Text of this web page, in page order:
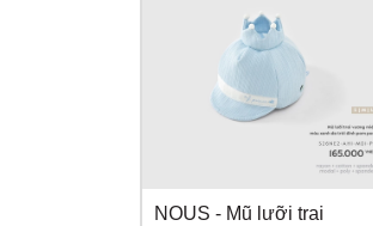
NOUS - Mũ lưỡi trai